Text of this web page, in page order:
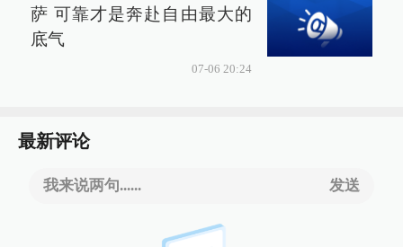
萨 可靠才是奔赴自由最大的
底气
07-06 20:24
最新评论
我来说两句...... 发送